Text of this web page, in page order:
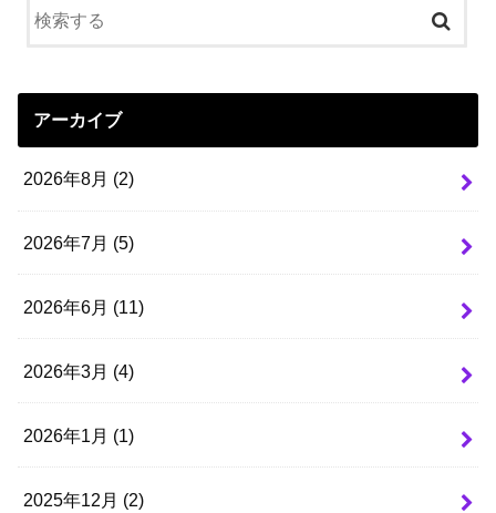
アーカイブ
2026年8月 (2)
2026年7月 (5)
2026年6月 (11)
2026年3月 (4)
2026年1月 (1)
2025年12月 (2)